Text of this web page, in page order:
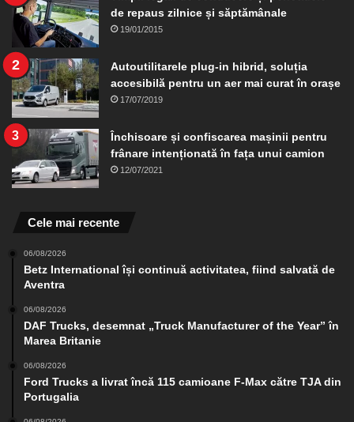
de repaus zilnice și săptămânale
19/01/2015
Autoutilitarele plug-in hibrid, soluția
accesibilă pentru un aer mai curat în orașe
17/07/2019
Închisoare și confiscarea mașinii pentru
frânare intenționată în fața unui camion
12/07/2021
Cele mai recente
06/08/2026
Betz International își continuă activitatea, fiind salvată de
Aventra
06/08/2026
DAF Trucks, desemnat „Truck Manufacturer of the Year” în
Marea Britanie
06/08/2026
Ford Trucks a livrat încă 115 camioane F-Max către TJA din
Portugalia